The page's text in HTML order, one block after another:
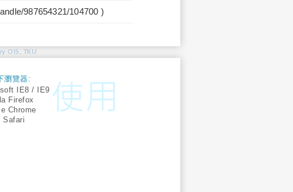
987654321/104700 )
OIS, TKU
瀏覽器:
IE8 / IE9
Firefox
Chrome
Safari